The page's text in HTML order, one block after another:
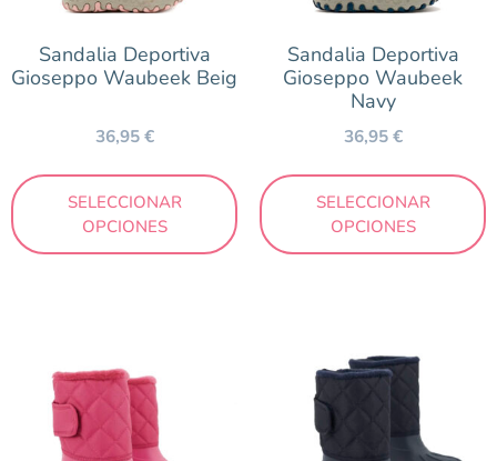
Sandalia Deportiva
Gioseppo Waubeek Beig
36,95€
SELECCIONAR
OPCIONES
Sandalia Deportiva
Gioseppo Waubeek
Navy
36,95€
SELECCIONAR
OPCIONES